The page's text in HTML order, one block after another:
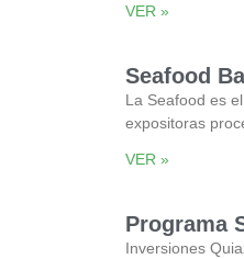
VER »
Seafood
La Seafood es
expositoras
VER »
Programa
Inversiones